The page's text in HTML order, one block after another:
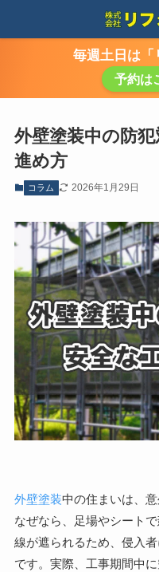
毎週土日は「
予約は
外壁塗装中の防
進め方
コラム 2026年1月29日
外壁塗装中の住まいは、
なぜなら、足場やシート
線が遮られるため、侵入
です。実際、工事期間中